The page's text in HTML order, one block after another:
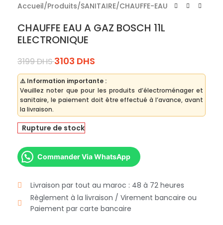
Accueil/Produits/SANITAIRE/CHAUFFE-EAU
CHAUFFE EAU A GAZ BOSCH 11L
ELECTRONIQUE
3199DHS 3103 DHS
⚠️ Information importante :
Veuillez noter que pour les produits d’électroménager et
sanitaire, le paiement doit être effectué à l’avance, avant
la livraison.
Rupture de stock
Commander Via WhatsApp
Livraison par tout au maroc : 48 à 72 heures
Règlement à la livraison / Virement bancaire ou
Paiement par carte bancaire